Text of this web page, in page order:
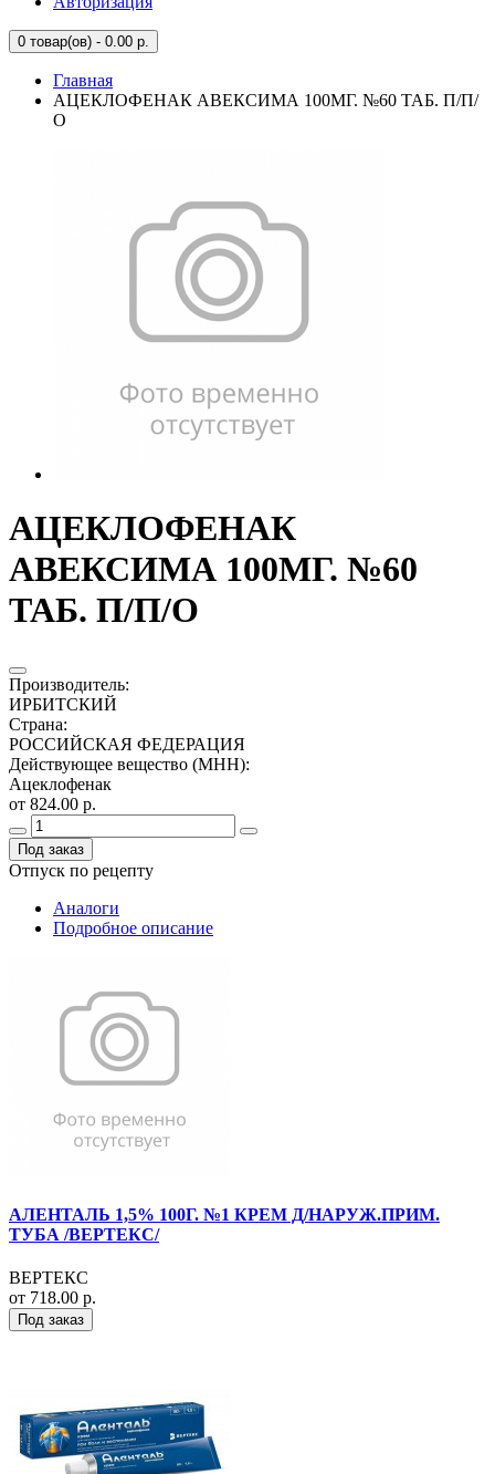
0 товар(ов) - 0.00 р.
Главная
АЦЕКЛОФЕНАК АВЕКСИМА 100МГ. №60 ТАБ. П/П/
О
АЦЕКЛОФЕНАК
АВЕКСИМА 100МГ. №60
ТАБ. П/П/О
Производитель:
ИРБИТСКИЙ
Страна:
РОССИЙСКАЯ ФЕДЕРАЦИЯ
Действующее вещество (МНН):
Ацеклофенак
от 824.00 р.
Под заказ
Отпуск по рецепту
Аналоги
Подробное описание
АЛЕНТАЛЬ 1,5% 100Г. №1 КРЕМ Д/НАРУЖ.ПРИМ.
ТУБА /ВЕРТЕКС/
ВЕРТЕКС
от 718.00 р.
Под заказ